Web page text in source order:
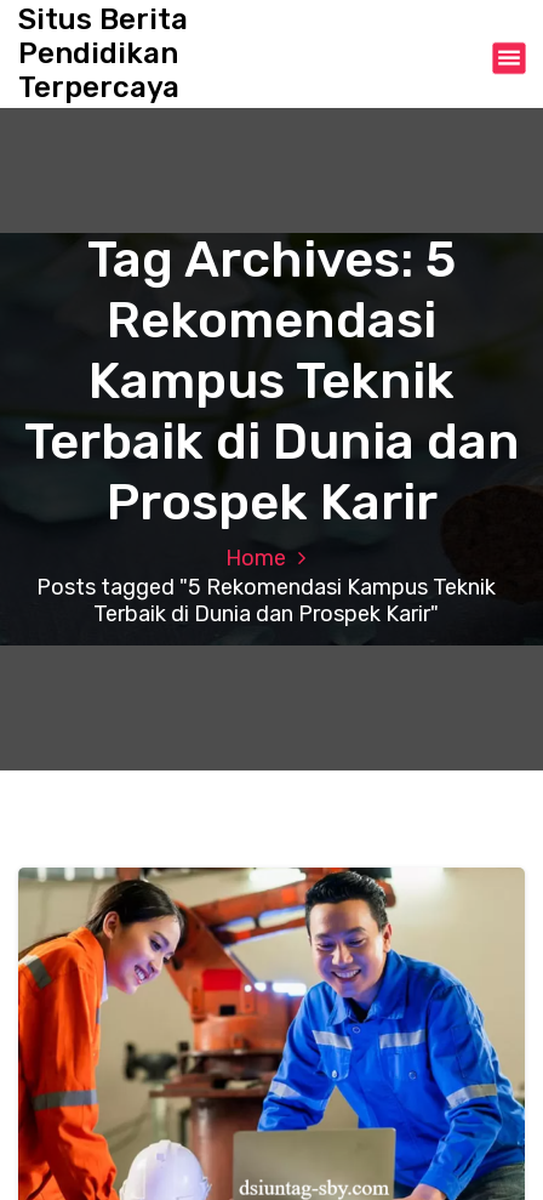
Situs Berita
Pendidikan
Terpercaya
Tag Archives: 5
Rekomendasi
Kampus Teknik
Terbaik di Dunia dan
Prospek Karir
Home
Posts tagged "5 Rekomendasi Kampus Teknik
Terbaik di Dunia dan Prospek Karir"